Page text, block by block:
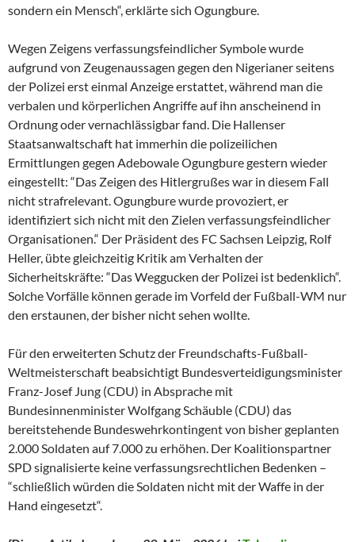
sondern ein Mensch“, erklärte sich Ogungbure.
Wegen Zeigens verfassungsfeindlicher Symbole wurde
aufgrund von Zeugenaussagen gegen den Nigerianer seitens
der Polizei erst einmal Anzeige erstattet, während man die
verbalen und körperlichen Angriffe auf ihn anscheinend in
Ordnung oder vernachlässigbar fand. Die Hallenser
Staatsanwaltschaft hat immerhin die polizeilichen
Ermittlungen gegen Adebowale Ogungbure gestern wieder
eingestellt: “Das Zeigen des Hitlergrußes war in diesem Fall
nicht strafrelevant. Ogungbure wurde provoziert, er
identifiziert sich nicht mit den Zielen verfassungsfeindlicher
Organisationen.“ Der Präsident des FC Sachsen Leipzig, Rolf
Heller, übte gleichzeitig Kritik am Verhalten der
Sicherheitskräfte: “Das Weggucken der Polizei ist bedenklich“.
Solche Vorfälle können gerade im Vorfeld der Fußball-WM nur
den erstaunen, der bisher nicht sehen wollte.
Für den erweiterten Schutz der Freundschafts-Fußball-
Weltmeisterschaft beabsichtigt Bundesverteidigungsminister
Franz-Josef Jung (CDU) in Absprache mit
Bundesinnenminister Wolfgang Schäuble (CDU) das
bereitstehende Bundeswehrkontingent von bisher geplanten
2.000 Soldaten auf 7.000 zu erhöhen. Der Koalitionspartner
SPD signalisierte keine verfassungsrechtlichen Bedenken –
“schließlich würden die Soldaten nicht mit der Waffe in der
Hand eingesetzt“.